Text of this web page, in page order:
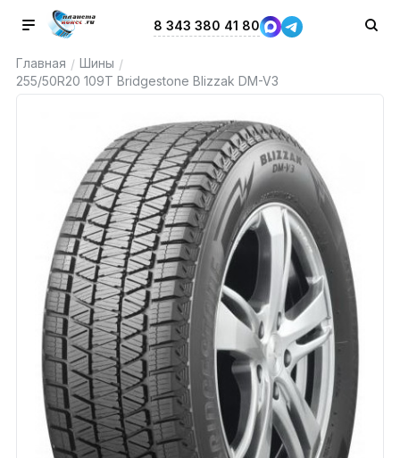
8 343 380 41 80
Главная / Шины /
255/50R20 109T Bridgestone Blizzak DM-V3